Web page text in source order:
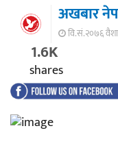
अखबार
वि.सं.२०७६
1.6K
shares